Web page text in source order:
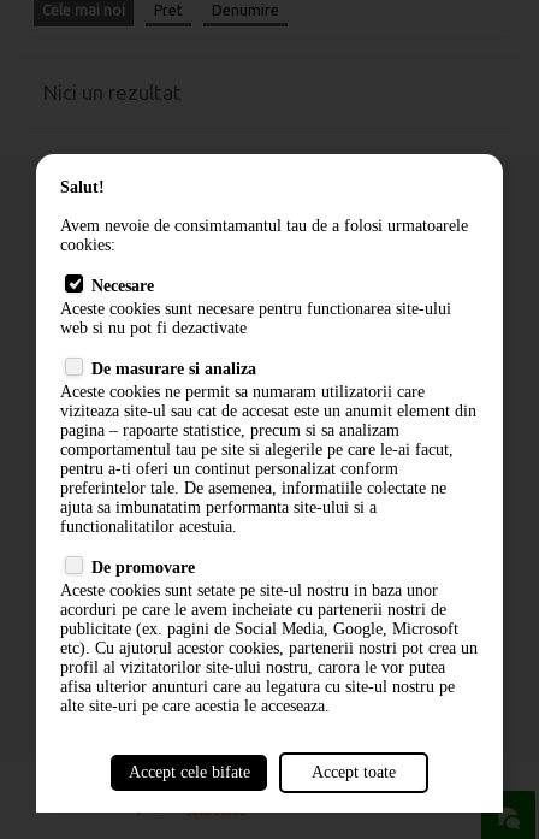
Cele mai noi Pret Denumire
Nici un rezultat
Cum comand
Livrare
Contact
Politica de confidentialitate
ANPC
ABONARE LA NEWSLETTER
ABONARE
Salut!
Avem nevoie de consimtamantul tau de a folosi urmatoarele
cookies:
Necesare
Aceste cookies sunt necesare pentru functionarea site-ului
web si nu pot fi dezactivate
De masurare si analiza
Aceste cookies ne permit sa numaram utilizatorii care
viziteaza site-ul sau cat de accesat este un anumit element din
pagina – rapoarte statistice, precum si sa analizam
comportamentul tau pe site si alegerile pe care le-ai facut,
pentru a-ti oferi un continut personalizat conform
preferintelor tale. De asemenea, informatiile colectate ne
ajuta sa imbunatatim performanta site-ului si a
functionalitatilor acestuia.
De promovare
Aceste cookies sunt setate pe site-ul nostru in baza unor
acorduri pe care le avem incheiate cu partenerii nostri de
publicitate (ex. pagini de Social Media, Google, Microsoft
etc). Cu ajutorul acestor cookies, partenerii nostri pot crea un
profil al vizitatorilor site-ului nostru, carora le vor putea
afisa ulterior anunturi care au legatura cu site-ul nostru pe
alte site-uri pe care acestia le acceseaza.
Accept cele bifate Accept toate